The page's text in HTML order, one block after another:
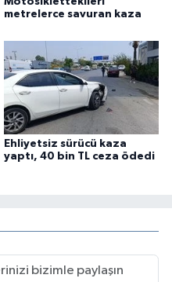
metrelerce savuran kaza
Ehliyetsiz sürücü kaza
yaptı, 40 bin TL ceza ödedi